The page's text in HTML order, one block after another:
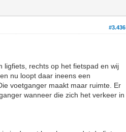
#3.436
ligfiets, rechts op het fietspad en wij
nu loopt daar ineens een
voetganger maakt maar ruimte. Er
wanneer die zich het verkeer in